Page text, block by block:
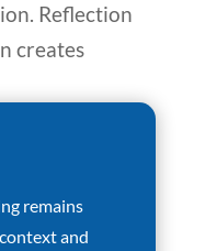
Reflection
creates
remains
and